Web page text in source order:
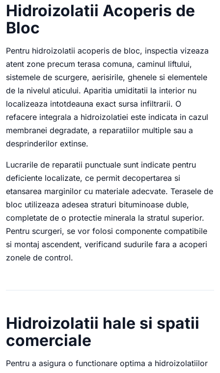
Hidroizolatii Acoperis de
Bloc
Pentru hidroizolatii acoperis de bloc, inspectia vizeaza
atent zone precum terasa comuna, caminul liftului,
sistemele de scurgere, aerisirile, ghenele si elementele
de la nivelul aticului. Aparitia umiditatii la interior nu
localizeaza intotdeauna exact sursa infiltrarii. O
refacere integrala a hidroizolatiei este indicata in cazul
membranei degradate, a reparatiilor multiple sau a
desprinderilor extinse.
Lucrarile de reparatii punctuale sunt indicate pentru
deficiente localizate, ce permit decopertarea si
etansarea marginilor cu materiale adecvate. Terasele de
bloc utilizeaza adesea straturi bituminoase duble,
completate de o protectie minerala la stratul superior.
Pentru scurgeri, se vor folosi componente compatibile
si montaj ascendent, verificand sudurile fara a acoperi
zonele de control.
Hidroizolatii hale si spatii
comerciale
Pentru a asigura o functionare optima a hidroizolatiilor